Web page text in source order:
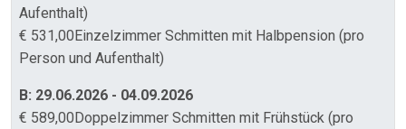
Aufenthalt)
€ 531,00Einzelzimmer Schmitten mit Halbpension (pro
Person und Aufenthalt)
B: 29.06.2026 - 04.09.2026
€ 589,00Doppelzimmer Schmitten mit Frühstück (pro